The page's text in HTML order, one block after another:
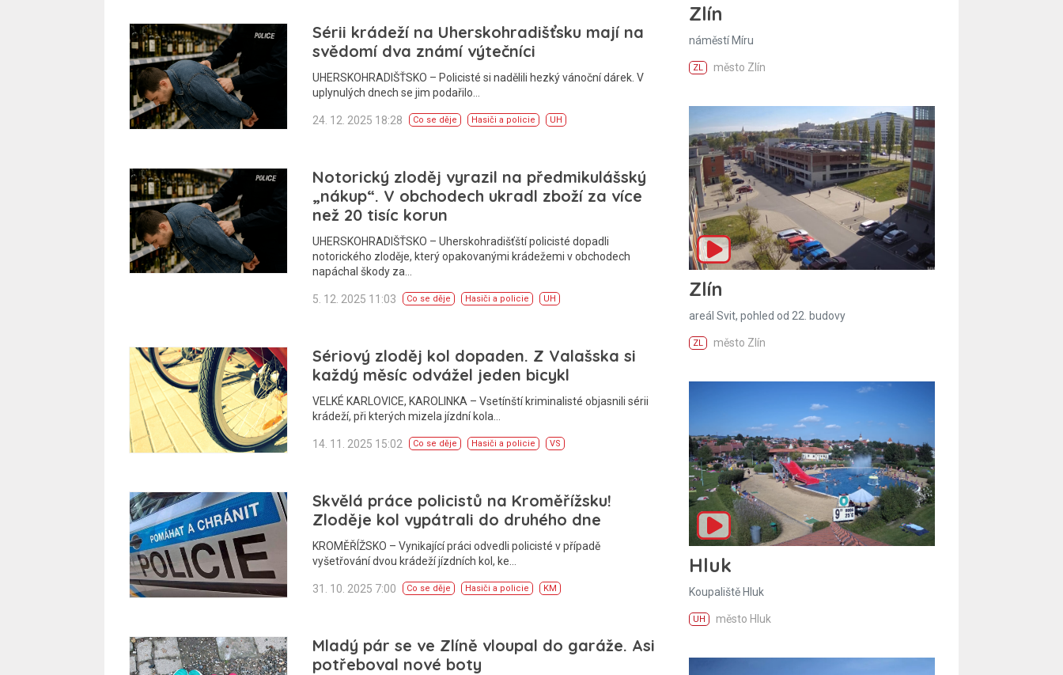
Sérii krádeží na Uherskohradišťsku mají na
svědomí dva známí výtečníci
UHERSKOHRADIŠŤSKO – Policisté si nadělili hezký vánoční dárek. V
uplynulých dnech se jim podařilo…
24. 12. 2025 18:28 Co se děje Hasiči a policie UH
Notorický zloděj vyrazil na předmikulášský
„nákup“. V obchodech ukradl zboží za více
než 20 tisíc korun
UHERSKOHRADIŠŤSKO – Uherskohradišťští policisté dopadli
notorického zloděje, který opakovanými krádežemi v obchodech
napáchal škody za…
5. 12. 2025 11:03 Co se děje Hasiči a policie UH
Sériový zloděj kol dopaden. Z Valašska si
každý měsíc odvážel jeden bicykl
VELKÉ KARLOVICE, KAROLINKA – Vsetínští kriminalisté objasnili sérii
krádeží, při kterých mizela jízdní kola…
14. 11. 2025 15:02 Co se děje Hasiči a policie VS
Skvělá práce policistů na Kroměřížsku!
Zloděje kol vypátrali do druhého dne
KROMĚŘÍŽSKO – Vynikající práci odvedli policisté v případě
vyšetřování dvou krádeží jízdních kol, ke…
31. 10. 2025 7:00 Co se děje Hasiči a policie KM
Mladý pár se ve Zlíně vloupal do garáže. Asi
potřeboval nové boty
Zlín
náměstí Míru
ZL město Zlín
Zlín
areál Svit, pohled od 22. budovy
ZL město Zlín
Hluk
Koupaliště Hluk
UH město Hluk